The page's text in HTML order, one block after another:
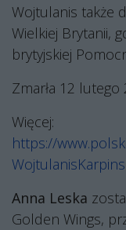
Wojtulanis także
Wielkiej Brytanii,
brytyjskiej
Zmarła 12
Więcej:
https://
Anna Leska
Golden Wings,